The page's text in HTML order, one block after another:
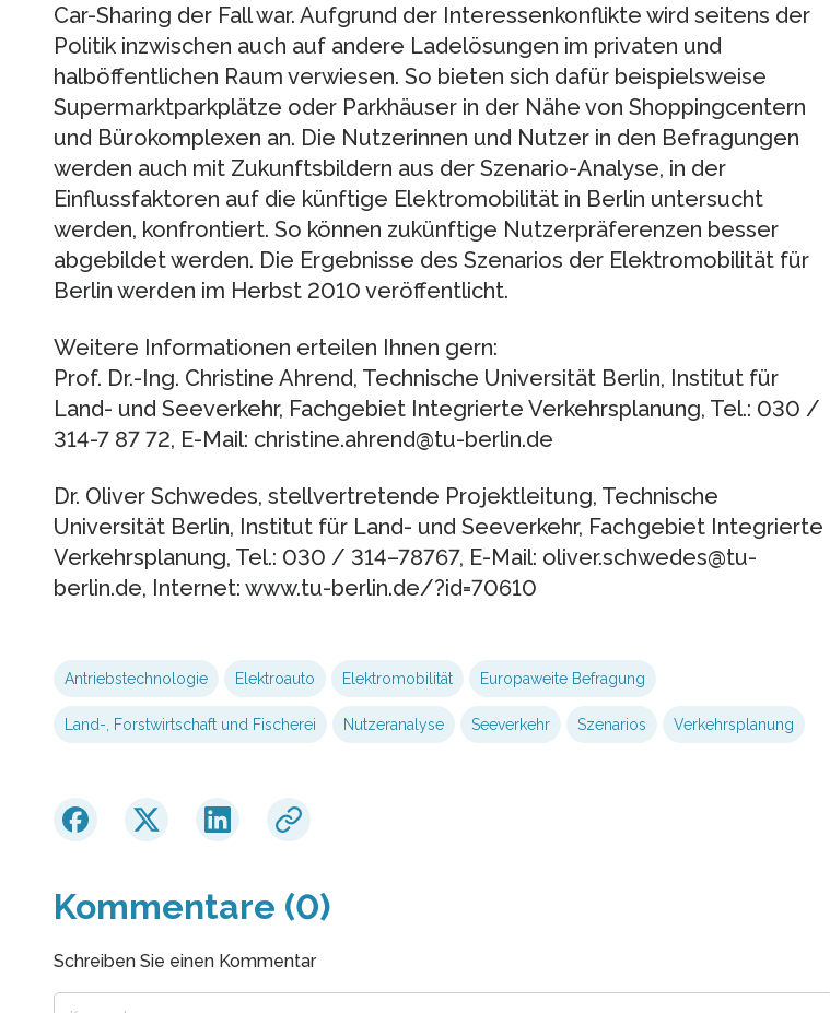
Car-Sharing der Fall war. Aufgrund der Interessenkonflikte wird seitens der
Politik inzwischen auch auf andere Ladelösungen im privaten und
halböffentlichen Raum verwiesen. So bieten sich dafür beispielsweise
Supermarktparkplätze oder Parkhäuser in der Nähe von Shoppingcentern
und Bürokomplexen an. Die Nutzerinnen und Nutzer in den Befragungen
werden auch mit Zukunftsbildern aus der Szenario-Analyse, in der
Einflussfaktoren auf die künftige Elektromobilität in Berlin untersucht
werden, konfrontiert. So können zukünftige Nutzerpräferenzen besser
abgebildet werden. Die Ergebnisse des Szenarios der Elektromobilität für
Berlin werden im Herbst 2010 veröffentlicht.
Weitere Informationen erteilen Ihnen gern:
Prof. Dr.-Ing. Christine Ahrend, Technische Universität Berlin, Institut für
Land- und Seeverkehr, Fachgebiet Integrierte Verkehrsplanung, Tel.: 030 /
314-7 87 72, E-Mail: christine.ahrend@tu-berlin.de
Dr. Oliver Schwedes, stellvertretende Projektleitung, Technische
Universität Berlin, Institut für Land- und Seeverkehr, Fachgebiet Integrierte
Verkehrsplanung, Tel.: 030 / 314–78767, E-Mail: oliver.schwedes@tu-
berlin.de, Internet: www.tu-berlin.de/?id=70610
Antriebstechnologie Elektroauto Elektromobilität Europaweite Befragung
Land-, Forstwirtschaft und Fischerei Nutzeranalyse Seeverkehr Szenarios Verkehrsplanung
Kommentare (0)
Schreiben Sie einen Kommentar